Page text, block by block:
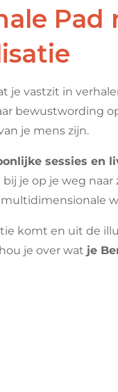
Pad
je vastzit in
bewustwording
je mens zijn.
sessies en
je op je weg naar
komt en uit de
je over wat je